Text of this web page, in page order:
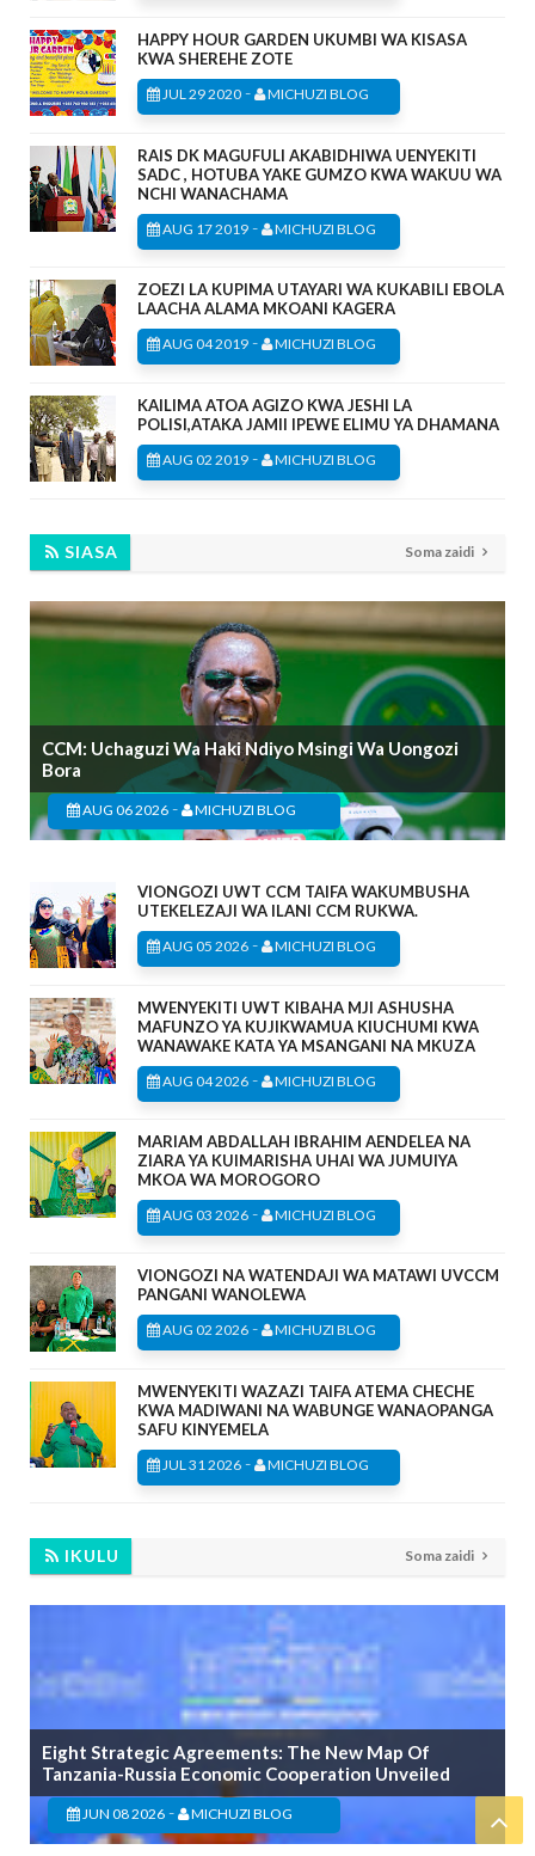
HAPPY HOUR GARDEN UKUMBI WA KISASA
KWA SHEREHE ZOTE
JUL 29 2020 - MICHUZI BLOG
RAIS DK MAGUFULI AKABIDHIWA UENYEKITI
SADC , HOTUBA YAKE GUMZO KWA WAKUU WA
NCHI WANACHAMA
AUG 17 2019 - MICHUZI BLOG
ZOEZI LA KUPIMA UTAYARI WA KUKABILI EBOLA
LAACHA ALAMA MKOANI KAGERA
AUG 04 2019 - MICHUZI BLOG
KAILIMA ATOA AGIZO KWA JESHI LA
POLISI,ATAKA JAMII IPEWE ELIMU YA DHAMANA
AUG 02 2019 - MICHUZI BLOG
SIASA Soma zaidi
CCM: Uchaguzi Wa Haki Ndiyo Msingi Wa Uongozi
Bora
AUG 06 2026 - MICHUZI BLOG
VIONGOZI UWT CCM TAIFA WAKUMBUSHA
UTEKELEZAJI WA ILANI CCM RUKWA.
AUG 05 2026 - MICHUZI BLOG
MWENYEKITI UWT KIBAHA MJI ASHUSHA
MAFUNZO YA KUJIKWAMUA KIUCHUMI KWA
WANAWAKE KATA YA MSANGANI NA MKUZA
AUG 04 2026 - MICHUZI BLOG
MARIAM ABDALLAH IBRAHIM AENDELEA NA
ZIARA YA KUIMARISHA UHAI WA JUMUIYA
MKOA WA MOROGORO
AUG 03 2026 - MICHUZI BLOG
VIONGOZI NA WATENDAJI WA MATAWI UVCCM
PANGANI WANOLEWA
AUG 02 2026 - MICHUZI BLOG
MWENYEKITI WAZAZI TAIFA ATEMA CHECHE
KWA MADIWANI NA WABUNGE WANAOPANGA
SAFU KINYEMELA
JUL 31 2026 - MICHUZI BLOG
IKULU Soma zaidi
Eight Strategic Agreements: The New Map Of
Tanzania-Russia Economic Cooperation Unveiled
JUN 08 2026 - MICHUZI BLOG